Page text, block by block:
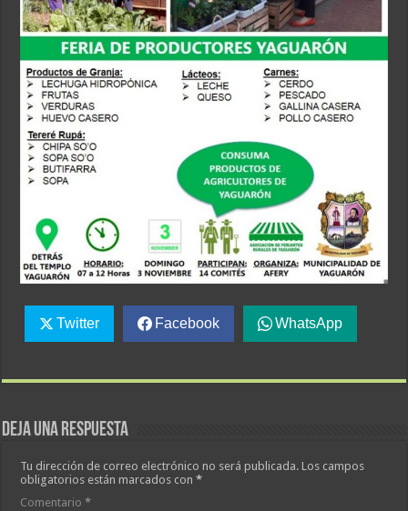
Twitter Facebook WhatsApp
Deja una respuesta
Tu dirección de correo electrónico no será publicada. Los campos
obligatorios están marcados con*
Comentario*